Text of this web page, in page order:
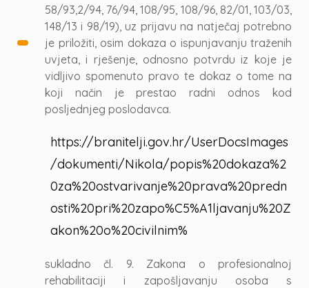
58/93,2/94, 76/94, 108/95, 108/96, 82/01, 103/03,
148/13 i 98/19), uz prijavu na natječaj potrebno
je priložiti, osim dokaza o ispunjavanju traženih
uvjeta, i rješenje, odnosno potvrdu iz koje je
vidljivo spomenuto pravo te dokaz o tome na
koji način je prestao radni odnos kod
posljednjeg poslodavca.
https://branitelji.gov.hr/UserDocsImages
/dokumenti/Nikola/popis%20dokaza%2
0za%20ostvarivanje%20prava%20predn
osti%20pri%20zapo%C5%A1ljavanju%20Z
akon%20o%20civilnim%
sukladno čl. 9. Zakona o profesionalnoj
rehabilitaciji i zapošljavanju osoba s